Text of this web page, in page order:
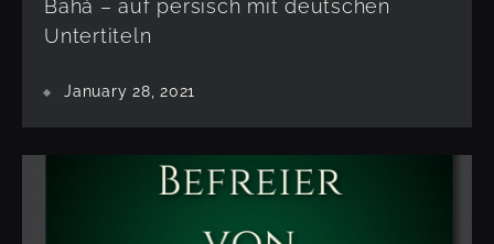
Bahá – auf persisch mit deutschen
Untertiteln
January 28, 2021